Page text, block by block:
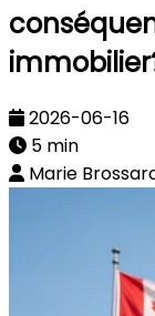
2026-06-16
5 min
Marie